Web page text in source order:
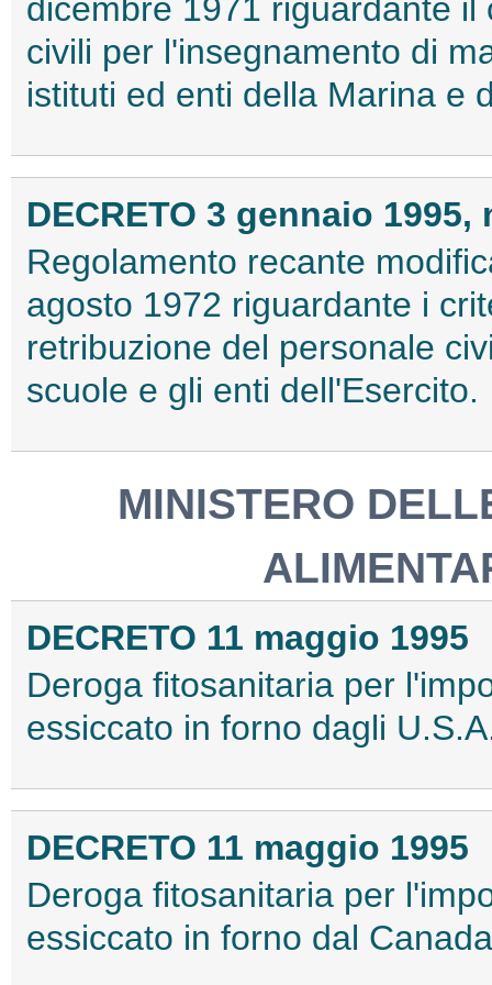
dicembre 1971 riguardante
civili per l'insegnamento di
istituti ed enti della Marina e
DECRETO 3 gennaio 1995,
Regolamento recante
agosto 1972 riguardante i
retribuzione del personale
scuole e gli enti dell'Esercito.
MINISTERO
DECRETO 11 maggio 1995
Deroga fitosanitaria per
essiccato in forno dagli
DECRETO 11 maggio 1995
Deroga fitosanitaria per
essiccato in forno dal